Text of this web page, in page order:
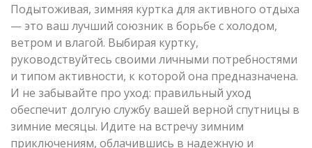
Подытоживая, зимняя куртка для активного отдыха
— это ваш лучший союзник в борьбе с холодом,
ветром и влагой. Выбирая куртку,
руководствуйтесь своими личными потребностями
и типом активности, к которой она предназначена.
И не забывайте про уход: правильный уход
обеспечит долгую службу вашей верной спутницы в
зимние месяцы. Идите на встречу зимним
приключениям, облачившись в надежную и